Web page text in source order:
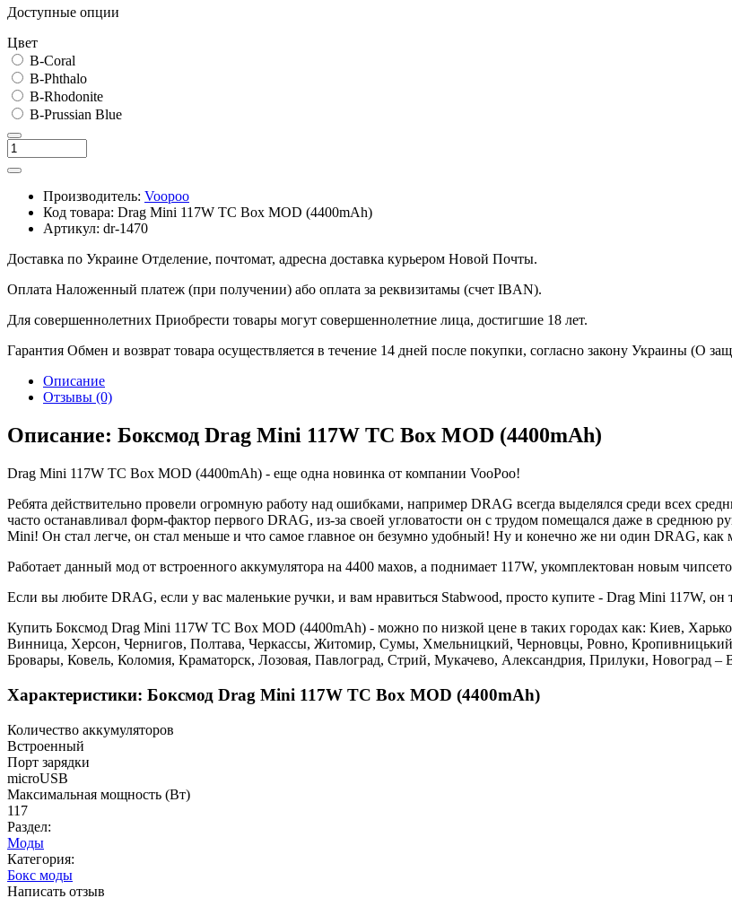
Доступные опции
Цвет
B-Coral
B-Phthalo
B-Rhodonite
B-Prussian Blue
Производитель: Voopoo
Код товара: Drag Mini 117W TC Box MOD (4400mAh)
Артикул: dr-1470
Доставка по Украине Отделение, почтомат, адресна доставка курьером Новой Почты.
Оплата Наложенный платеж (при получении) або оплата за реквизитамы (счет IBAN).
Для совершеннолетних Приобрести товары могут совершеннолетние лица, достигшие 18 лет.
Гарантия Обмен и возврат товара осуществляется в течение 14 дней после покупки, согласно закону Украины (О
Описание
Отзывы (0)
Описание: Боксмод Drag Mini 117W TC Box MOD (4400mAh)
Drag Mini 117W TC Box MOD (4400mAh) - еще одна новинка от компании VooPoo!
Ребята действительно провели огромную работу над ошибками, например DRAG всегда выделялся среди всех
часто останавливал форм-фактор первого DRAG, из-за своей угловатости он с трудом помещался даже в
Mini! Он стал легче, он стал меньше и что самое главное он безумно удобный! Ну и конечно же ни один DRAG, как
Работает данный мод от встроенного аккумулятора на 4400 махов, а поднимает 117W, укомплектован новым
Если вы любите DRAG, если у вас маленькие ручки, и вам нравиться Stabwood, просто купите - Drag Mini 117W, он
Купить Боксмод Drag Mini 117W TC Box MOD (4400mAh) - можно по низкой цене в таких городах как: Киев,
Винница, Херсон, Чернигов, Полтава, Черкассы, Житомир, Сумы, Хмельницкий, Черновцы, Ровно,
Бровары, Ковель, Коломия, Краматорск, Лозовая, Павлоград, Стрий, Мукачево, Александрия, Прилуки, Новоград –
Характеристики: Боксмод Drag Mini 117W TC Box MOD (4400mAh)
Количество аккумуляторов
Встроенный
Порт зарядки
microUSB
Максимальная мощность (Вт)
117
Раздел:
Моды
Категория:
Бокс моды
Написать отзыв